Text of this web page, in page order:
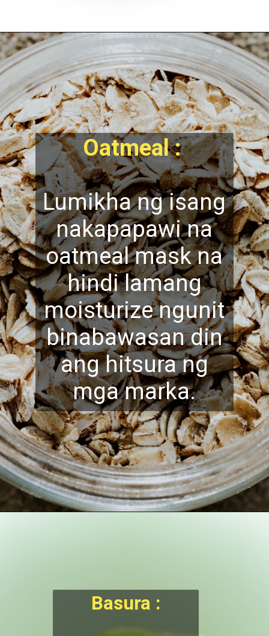
Oatmeal :
Lumikha ng isang
nakapapawi na
oatmeal mask na
hindi lamang
moisturize ngunit
binabawasan din
ang hitsura ng
mga marka.
Basura :